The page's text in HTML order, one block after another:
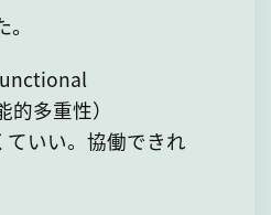
多重性）
ていい。協働できれ